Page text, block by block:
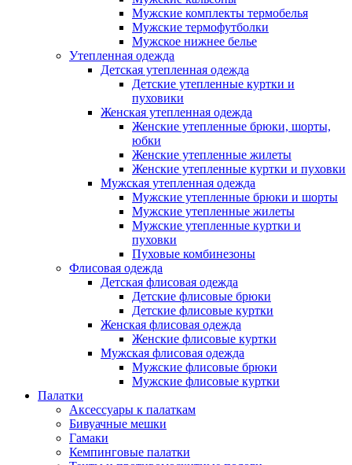
Мужские комплекты термобелья
Мужские термофутболки
Мужское нижнее белье
Утепленная одежда
Детская утепленная одежда
Детские утепленные куртки и
пуховики
Женская утепленная одежда
Женские утепленные брюки, шорты,
юбки
Женские утепленные жилеты
Женские утепленные куртки и пуховки
Мужская утепленная одежда
Мужские утепленные брюки и шорты
Мужские утепленные жилеты
Мужские утепленные куртки и
пуховки
Пуховые комбинезоны
Флисовая одежда
Детская флисовая одежда
Детские флисовые брюки
Детские флисовые куртки
Женская флисовая одежда
Женские флисовые куртки
Мужская флисовая одежда
Мужские флисовые брюки
Мужские флисовые куртки
Палатки
Аксессуары к палаткам
Бивуачные мешки
Гамаки
Кемпинговые палатки